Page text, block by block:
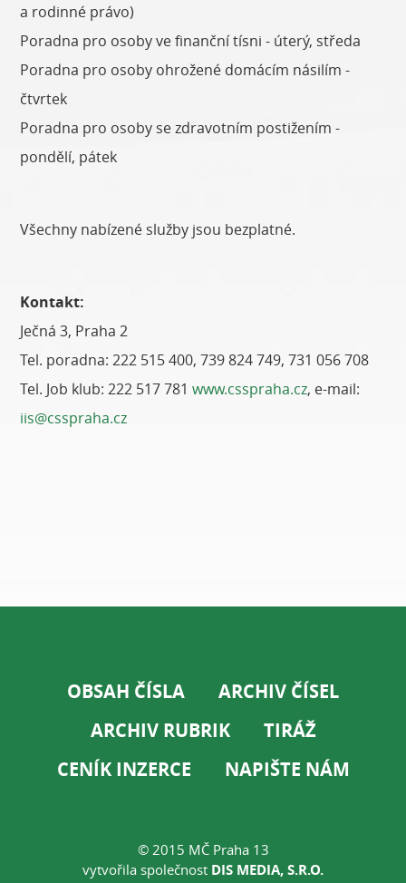
a rodinné právo)
Poradna pro osoby ve finanční tísni - úterý, středa
Poradna pro osoby ohrožené domácím násilím -
čtvrtek
Poradna pro osoby se zdravotním postižením -
pondělí, pátek
Všechny nabízené služby jsou bezplatné.
Kontakt:
Ječná 3, Praha 2
Tel. poradna: 222 515 400, 739 824 749, 731 056 708
Tel. Job klub: 222 517 781www.csspraha.cz, e-mail:
iis@csspraha.cz
OBSAH ČÍSLA
ARCHIV ČÍSEL
ARCHIV RUBRIK
TIRÁŽ
CENÍK INZERCE
NAPIŠTE NÁM
© 2015 MČ Praha 13
vytvořila společnost DIS MEDIA, S.R.O.